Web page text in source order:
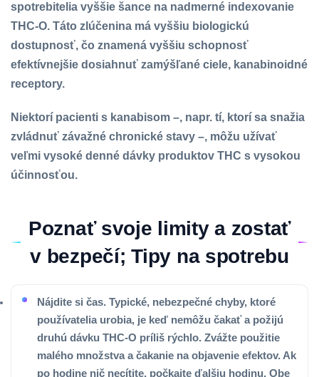
spotrebitelia vyššie šance na nadmerné indexovanie
THC-O. Táto zlúčenina má vyššiu biologickú
dostupnosť, čo znamená vyššiu schopnosť
efektívnejšie dosiahnuť zamýšľané ciele, kanabinoidné
receptory.
Niektorí pacienti s kanabisom –, napr. tí, ktorí sa snažia
zvládnuť závažné chronické stavy –, môžu užívať
veľmi vysoké denné dávky produktov THC s vysokou
účinnosťou.
Poznať svoje limity a zostať
v bezpečí; Tipy na spotrebu
Nájdite si čas. Typické, nebezpečné chyby, ktoré
používatelia urobia, je keď nemôžu čakať a požijú
druhú dávku THC-O príliš rýchlo. Zvážte použitie
malého množstva a čakanie na objavenie efektov. Ak
po hodine nič necítite, počkajte ďalšiu hodinu. Obe